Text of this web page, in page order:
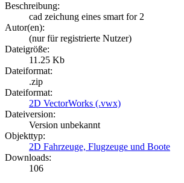
Beschreibung:
cad zeichung eines smart for 2
Autor(en):
(nur für registrierte Nutzer)
Dateigröße:
11.25 Kb
Dateiformat:
.zip
Dateiformat:
2D VectorWorks (.vwx)
Dateiversion:
Version unbekannt
Objekttyp:
2D Fahrzeuge, Flugzeuge und Boote
Downloads:
106